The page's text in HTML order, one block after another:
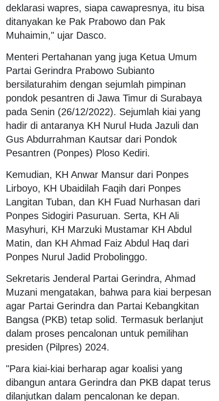
deklarasi wapres, siapa cawapresnya, itu bisa
ditanyakan ke Pak Prabowo dan Pak
Muhaimin," ujar Dasco.
Menteri Pertahanan yang juga Ketua Umum
Partai Gerindra Prabowo Subianto
bersilaturahim dengan sejumlah pimpinan
pondok pesantren di Jawa Timur di Surabaya
pada Senin (26/12/2022). Sejumlah kiai yang
hadir di antaranya KH Nurul Huda Jazuli dan
Gus Abdurrahman Kautsar dari Pondok
Pesantren (Ponpes) Ploso Kediri.
Kemudian, KH Anwar Mansur dari Ponpes
Lirboyo, KH Ubaidilah Faqih dari Ponpes
Langitan Tuban, dan KH Fuad Nurhasan dari
Ponpes Sidogiri Pasuruan. Serta, KH Ali
Masyhuri, KH Marzuki Mustamar KH Abdul
Matin, dan KH Ahmad Faiz Abdul Haq dari
Ponpes Nurul Jadid Probolinggo.
Sekretaris Jenderal Partai Gerindra, Ahmad
Muzani mengatakan, bahwa para kiai berpesan
agar Partai Gerindra dan Partai Kebangkitan
Bangsa (PKB) tetap solid. Termasuk berlanjut
dalam proses pencalonan untuk pemilihan
presiden (Pilpres) 2024.
"Para kiai-kiai berharap agar koalisi yang
dibangun antara Gerindra dan PKB dapat terus
dilanjutkan dalam pencalonan ke depan.